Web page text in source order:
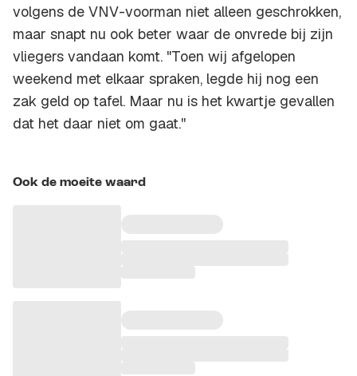
volgens de VNV-voorman niet alleen geschrokken,
maar snapt nu ook beter waar de onvrede bij zijn
vliegers vandaan komt. "Toen wij afgelopen
weekend met elkaar spraken, legde hij nog een
zak geld op tafel. Maar nu is het kwartje gevallen
dat het daar niet om gaat.''
Ook de moeite waard